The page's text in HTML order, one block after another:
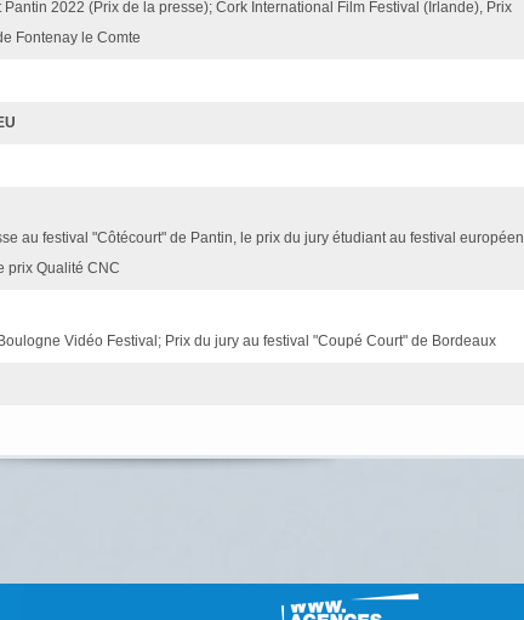
2022 (Prix de la presse); Cork International Film Festival (Irlande), Prix
Fontenay le Comte
au festival "Côtécourt" de Pantin, le prix du jury étudiant au festival européen
prix Qualité CNC
Vidéo Festival; Prix du jury au festival "Coupé Court" de Bordeaux